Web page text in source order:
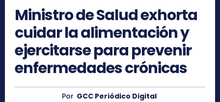
Ministro de Salud exhorta
cuidar la alimentación y
ejercitarse para prevenir
enfermedades crónicas
Por GCC Periódico Digital